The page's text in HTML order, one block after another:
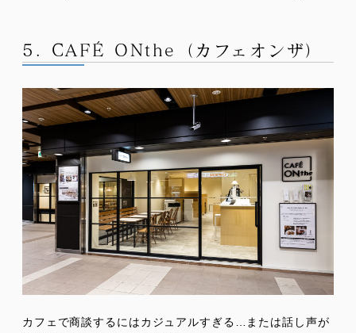
5. CAFÉ ONthe（カフェオンザ）
カフェで商談するにはカジュアルすぎる…または話し声が